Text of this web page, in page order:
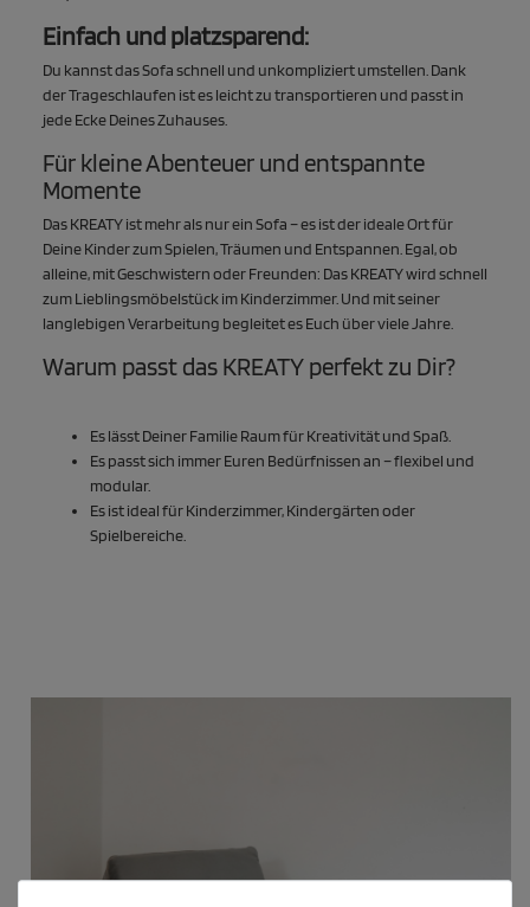
Einfach und platzsparend:
Du kannst das Sofa schnell und unkompliziert umstellen. Dank
der Trageschlaufen ist es leicht zu transportieren und passt in
jede Ecke Deines Zuhauses.
Für kleine Abenteuer und entspannte
Momente
Das KREATY ist mehr als nur ein Sofa – es ist der ideale Ort für
Deine Kinder zum Spielen, Träumen und Entspannen. Egal, ob
alleine, mit Geschwistern oder Freunden: Das KREATY wird schnell
zum Lieblingsmöbelstück im Kinderzimmer. Und mit seiner
langlebigen Verarbeitung begleitet es Euch über viele Jahre.
Warum passt das KREATY perfekt zu Dir?
Es lässt Deiner Familie Raum für Kreativität und Spaß.
Es passt sich immer Euren Bedürfnissen an – flexibel und
modular.
Es ist ideal für Kinderzimmer, Kindergärten oder
Spielbereiche.